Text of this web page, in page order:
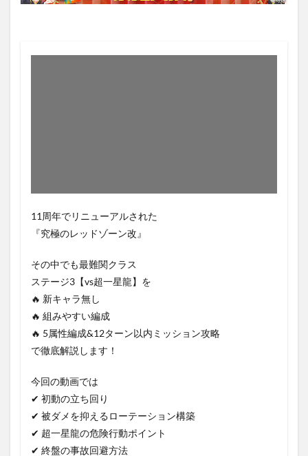
11周年でリニューアルされた
『究極のレッドゾーン改』
その中でも最難関クラス
ステージ3【vs超一星龍】を
🔥 新キャラ無し
🔥 組みやすい編成
🔥 5属性編成&12ターン以内ミッション攻略
で徹底解説します！
今回の動画では
✔ 初動の立ち回り
✔ 被ダメを抑えるローテーション構築
✔ 超一星龍の危険行動ポイント
✔ 終盤の事故回避方法